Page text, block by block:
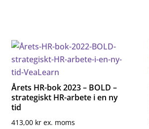
Årets HR-bok 2023 – BOLD –
strategiskt HR-arbete i en ny
tid
413,00 kr ex. moms